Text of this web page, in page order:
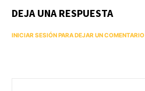
DEJA UNA RESPUESTA
INICIAR SESIÓN PARA DEJAR UN COMENTARIO